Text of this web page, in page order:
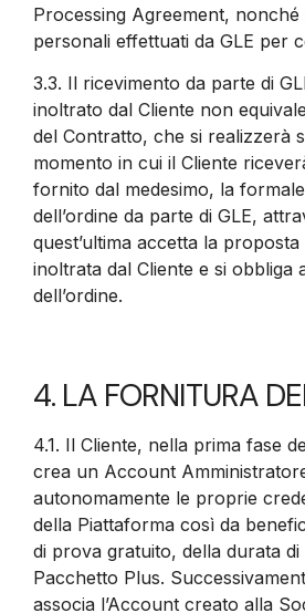
Processing Agreement, nonché
personali effettuati da GLE per
3.3. Il ricevimento da parte di
inoltrato dal Cliente non
del Contratto, che si realizzerà
momento in cui il Cliente
fornito dal medesimo, la
dell’ordine da parte di GLE,
quest’ultima accetta la
inoltrata dal Cliente e si obbliga
dell’ordine.
4. LA FORNITURA
4.1. Il Cliente, nella prima fase
crea un Account
autonomamente le proprie
della Piattaforma così da
di prova gratuito, della durata di
Pacchetto Plus.
associa l’Account creato alla